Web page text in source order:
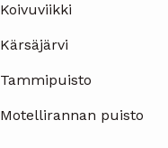
Koivuviikki
Kärsäjärvi
Tammipuisto
Motellirannan puisto